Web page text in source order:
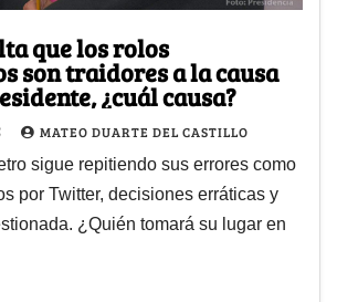
que los rolos
son traidores a la causa
¿cuál causa?
MATEO DUARTE DEL CASTILLO
sigue repitiendo sus errores como
por Twitter, decisiones erráticas y
¿Quién tomará su lugar en